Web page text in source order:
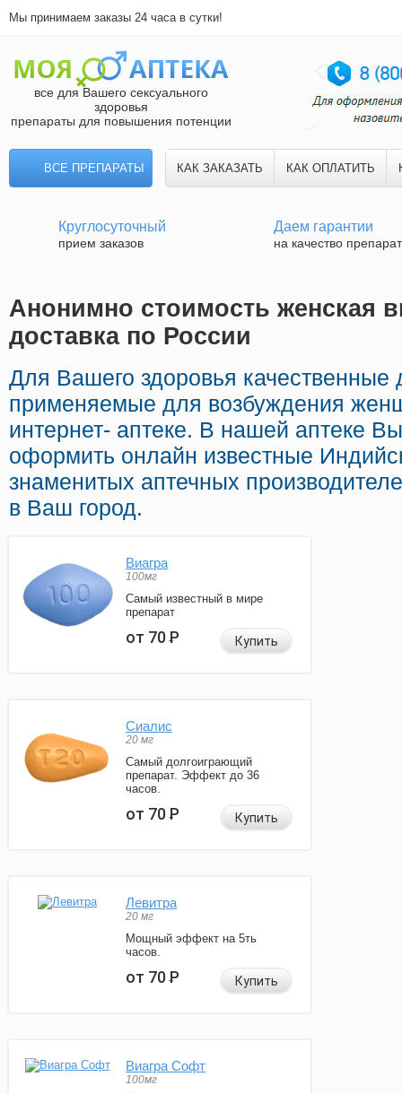
Мы принимаем заказы 24 часа в сутки!
все для Вашего сексуального
здоровья
препараты для повышения потенции
ВСЕ ПРЕПАРАТЫ КАК ЗАКАЗАТЬ КАК ОПЛАТИТЬ
Круглосуточный
прием заказов
Даем гарантии
на качество
Анонимно стоимость женская
доставка по России
Для Вашего здоровья качественные
применяемые для возбуждения
интернет- аптеке. В нашей аптеке
оформить онлайн известные
знаменитых аптечных
в Ваш город.
Виагра
100мг
Самый известный в мире
препарат
от 70Р Купить
Сиалис
20 мг
Самый долгоиграющий
препарат. Эффект до 36
часов.
от 70Р Купить
Левитра
20 мг
Мощный эффект на 5ть
часов.
от 70Р Купить
Виагра Софт
100мг